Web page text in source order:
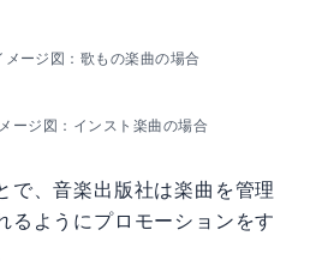
ージ図：歌もの楽曲の場合
ージ図：インスト楽曲の場合
で、音楽出版社は楽曲を管理
るようにプロモーションをす